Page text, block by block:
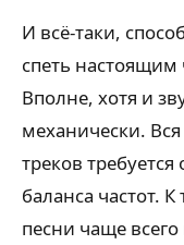
И всё-таки,
спеть настоящим
Вполне, хотя и
механически.
треков
баланса частот.
песни чаще всего